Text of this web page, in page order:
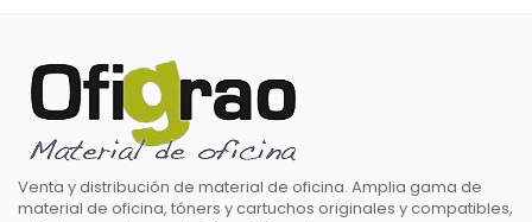
Venta y distribución de material de oficina. Amplia gama de
material de oficina, tóners y cartuchos originales y compatibles,